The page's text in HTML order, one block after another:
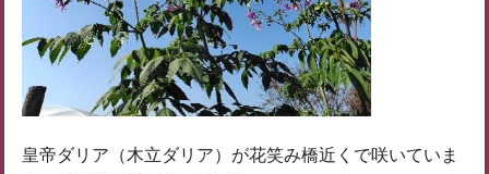
皇帝ダリア（木立ダリア）が花笑み橋近くで咲いていま